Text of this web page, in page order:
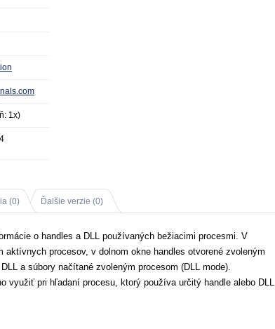
1x)
(0) Ďalšie verzie (0)
o handles a DLL používaných bežiacimi procesmi. V
aktívnych procesov, v dolnom okne handles otvorené zvoleným
a súbory načítané zvoleným procesom (DLL mode).
využiť pri hľadaní procesu, ktorý používa určitý handle alebo DLL